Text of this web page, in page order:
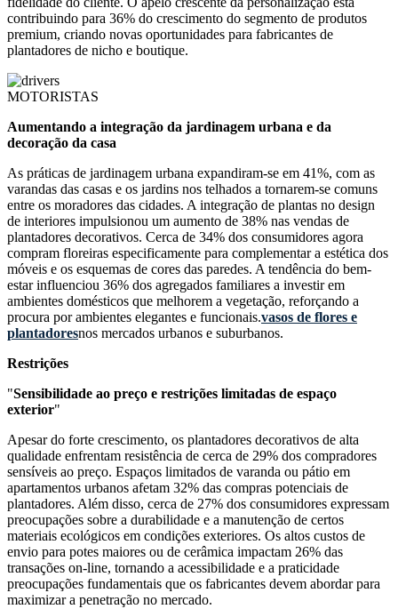
contribuindo para 36% do crescimento do segmento de produtos
premium, criando novas oportunidades para fabricantes de
plantadores de nicho e boutique.
MOTORISTAS
Aumentando a integração da jardinagem urbana e da
decoração da casa
As práticas de jardinagem urbana expandiram-se em 41%, com as
varandas das casas e os jardins nos telhados a tornarem-se comuns
entre os moradores das cidades. A integração de plantas no design
de interiores impulsionou um aumento de 38% nas vendas de
plantadores decorativos. Cerca de 34% dos consumidores agora
compram floreiras especificamente para complementar a estética dos
móveis e os esquemas de cores das paredes. A tendência do bem-
estar influenciou 36% dos agregados familiares a investir em
ambientes domésticos que melhorem a vegetação, reforçando a
procura por ambientes elegantes e funcionais.vasos de flores e
plantadoresnos mercados urbanos e suburbanos.
Restrições
"Sensibilidade ao preço e restrições limitadas de espaço
exterior"
Apesar do forte crescimento, os plantadores decorativos de alta
qualidade enfrentam resistência de cerca de 29% dos compradores
sensíveis ao preço. Espaços limitados de varanda ou pátio em
apartamentos urbanos afetam 32% das compras potenciais de
plantadores. Além disso, cerca de 27% dos consumidores expressam
preocupações sobre a durabilidade e a manutenção de certos
materiais ecológicos em condições exteriores. Os altos custos de
envio para potes maiores ou de cerâmica impactam 26% das
transações on-line, tornando a acessibilidade e a praticidade
preocupações fundamentais que os fabricantes devem abordar para
maximizar a penetração no mercado.